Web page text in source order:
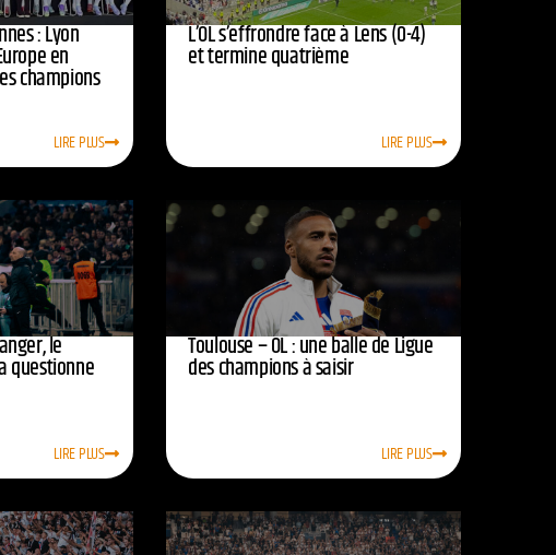
: Lyon
en
champions
LIRE PLUS
L’OL s’effrondre face à Lens (0-4)
et termine quatrième
LIRE PLUS
le
questionne
LIRE PLUS
Toulouse – OL : une balle de Ligue
des champions à saisir
LIRE PLUS